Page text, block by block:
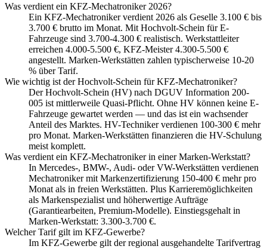
Was verdient ein KFZ-Mechatroniker 2026?
Ein KFZ-Mechatroniker verdient 2026 als Geselle 3.100 € bis
3.700 € brutto im Monat. Mit Hochvolt-Schein für E-
Fahrzeuge sind 3.700-4.300 € realistisch. Werkstattleiter
erreichen 4.000-5.500 €, KFZ-Meister 4.300-5.500 €
angestellt. Marken-Werkstätten zahlen typischerweise 10-20
% über Tarif.
Wie wichtig ist der Hochvolt-Schein für KFZ-Mechatroniker?
Der Hochvolt-Schein (HV) nach DGUV Information 200-
005 ist mittlerweile Quasi-Pflicht. Ohne HV können keine E-
Fahrzeuge gewartet werden — und das ist ein wachsender
Anteil des Marktes. HV-Techniker verdienen 100-300 € mehr
pro Monat. Marken-Werkstätten finanzieren die HV-Schulung
meist komplett.
Was verdient ein KFZ-Mechatroniker in einer Marken-Werkstatt?
In Mercedes-, BMW-, Audi- oder VW-Werkstätten verdienen
Mechatroniker mit Markenzertifizierung 150-400 € mehr pro
Monat als in freien Werkstätten. Plus Karrieremöglichkeiten
als Markenspezialist und höherwertige Aufträge
(Garantiearbeiten, Premium-Modelle). Einstiegsgehalt in
Marken-Werkstatt: 3.300-3.700 €.
Welcher Tarif gilt im KFZ-Gewerbe?
Im KFZ-Gewerbe gilt der regional ausgehandelte Tarifvertrag